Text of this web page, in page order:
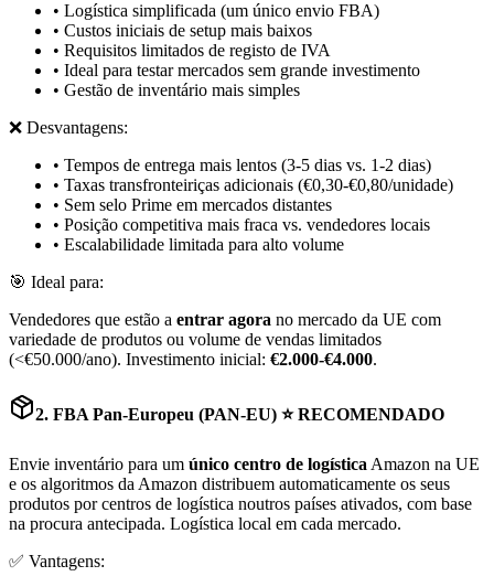
• Logística simplificada (um único envio FBA)
• Custos iniciais de setup mais baixos
• Requisitos limitados de registo de IVA
• Ideal para testar mercados sem grande investimento
• Gestão de inventário mais simples
❌ Desvantagens:
• Tempos de entrega mais lentos (3-5 dias vs. 1-2 dias)
• Taxas transfronteiriças adicionais (€0,30-€0,80/unidade)
• Sem selo Prime em mercados distantes
• Posição competitiva mais fraca vs. vendedores locais
• Escalabilidade limitada para alto volume
🎯 Ideal para:
Vendedores que estão a entrar agora no mercado da UE com
variedade de produtos ou volume de vendas limitados
(<€50.000/ano). Investimento inicial: €2.000-€4.000.
2. FBA Pan-Europeu (PAN-EU) ⭐ RECOMENDADO
Envie inventário para um único centro de logística Amazon na UE
e os algoritmos da Amazon distribuem automaticamente os seus
produtos por centros de logística noutros países ativados, com base
na procura antecipada. Logística local em cada mercado.
✅ Vantagens: